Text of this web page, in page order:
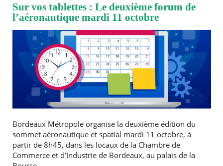
Sur vos tablettes : Le deuxième forum de
l’aéronautique mardi 11 octobre
Bordeaux Métropole organise la deuxième édition du
sommet aéronautique et spatial mardi 11 octobre, à
partir de 8h45, dans les locaux de la Chambre de
Commerce et d’Industrie de Bordeaux, au palais de la